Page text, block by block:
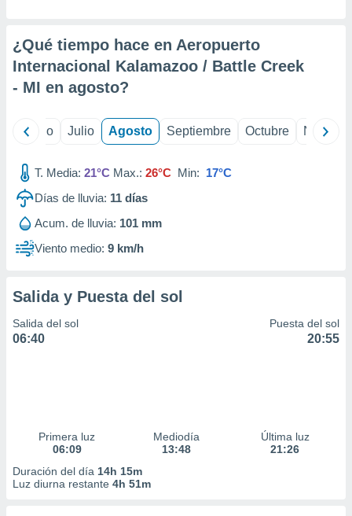
e
mediante
de
1199
¿Qué tiempo hace en Aeropuerto
Internacional Kalamazoo / Battle Creek
- MI en agosto?
Junio Julio Agosto Septiembre Octubre
T. Media: 21°C Max.: 26°C Min: 17°C
Días de lluvia: 11 días
Acum. de lluvia: 101 mm
Viento medio: 9 km/h
Salida y Puesta del sol
Salida del sol
06:40
Puesta del sol
20:55
Primera luz
06:09
Mediodía
13:48
Última luz
21:26
Duración del día 14h 15m
Luz diurna restante 4h 51m